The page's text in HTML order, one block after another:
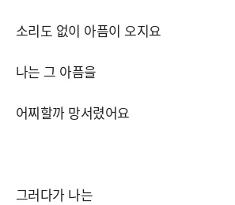
소리도 없이 아픔이 오지요
나는 그 아픔을
어찌할까 망서렸어요
그러다가 나는